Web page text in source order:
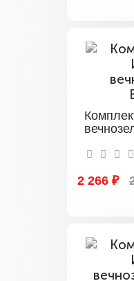
2 266 ₽